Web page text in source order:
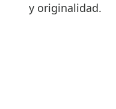
y originalidad.